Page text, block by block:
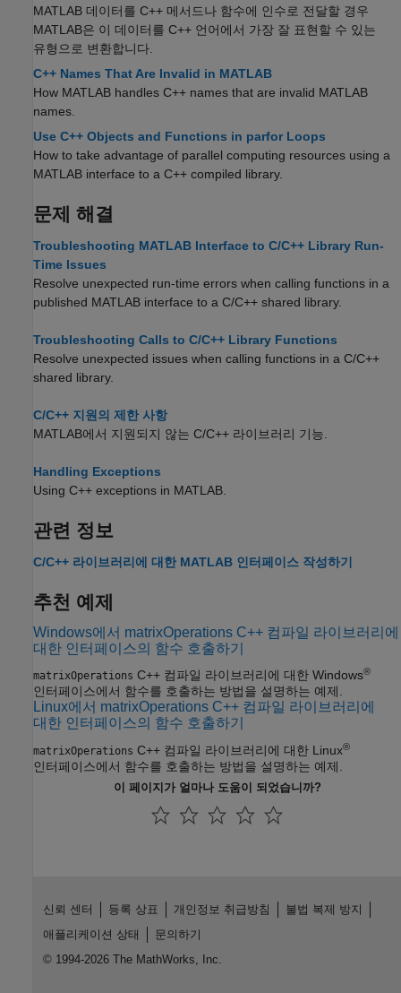
MATLAB 데이터를 C++ 메서드나 함수에 인수로 전달할 경우
MATLAB은 이 데이터를 C++ 언어에서 가장 잘 표현할 수 있는
유형으로 변환합니다.
C++ Names That Are Invalid in MATLAB
How MATLAB handles C++ names that are invalid MATLAB
names.
Use C++ Objects and Functions in parfor Loops
How to take advantage of parallel computing resources using a
MATLAB interface to a C++ compiled library.
문제 해결
Troubleshooting MATLAB Interface to C/C++ Library Run-
Time Issues
Resolve unexpected run-time errors when calling functions in a
published MATLAB interface to a C/C++ shared library.
Troubleshooting Calls to C/C++ Library Functions
Resolve unexpected issues when calling functions in a C/C++
shared library.
C/C++ 지원의 제한 사항
MATLAB에서 지원되지 않는 C/C++ 라이브러리 기능.
Handling Exceptions
Using C++ exceptions in MATLAB.
관련 정보
C/C++ 라이브러리에 대한 MATLAB 인터페이스 작성하기
추천 예제
Windows에서 matrixOperations C++ 컴파일 라이브러리에
대한 인터페이스의 함수 호출하기
matrixOperations C++ 컴파일 라이브러리에 대한 Windows®
인터페이스에서 함수를 호출하는 방법을 설명하는 예제.
Linux에서 matrixOperations C++ 컴파일 라이브러리에
대한 인터페이스의 함수 호출하기
matrixOperations C++ 컴파일 라이브러리에 대한 Linux®
인터페이스에서 함수를 호출하는 방법을 설명하는 예제.
이 페이지가 얼마나 도움이 되었습니까?
신뢰 센터 등록 상표 개인정보 취급방침
불법 복제 방지
애플리케이션 상태
문의하기
© 1994-2026 The MathWorks, Inc.